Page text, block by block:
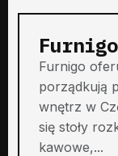
Furnigo
Furnigo
porządkują
wnętrz w
się stoły
kawowe,...